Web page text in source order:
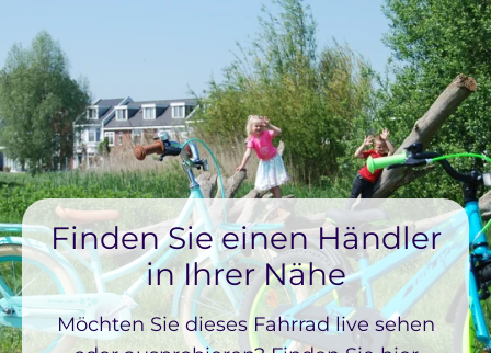
Finden Sie einen Händler
in Ihrer Nähe
Möchten Sie dieses Fahrrad live sehen